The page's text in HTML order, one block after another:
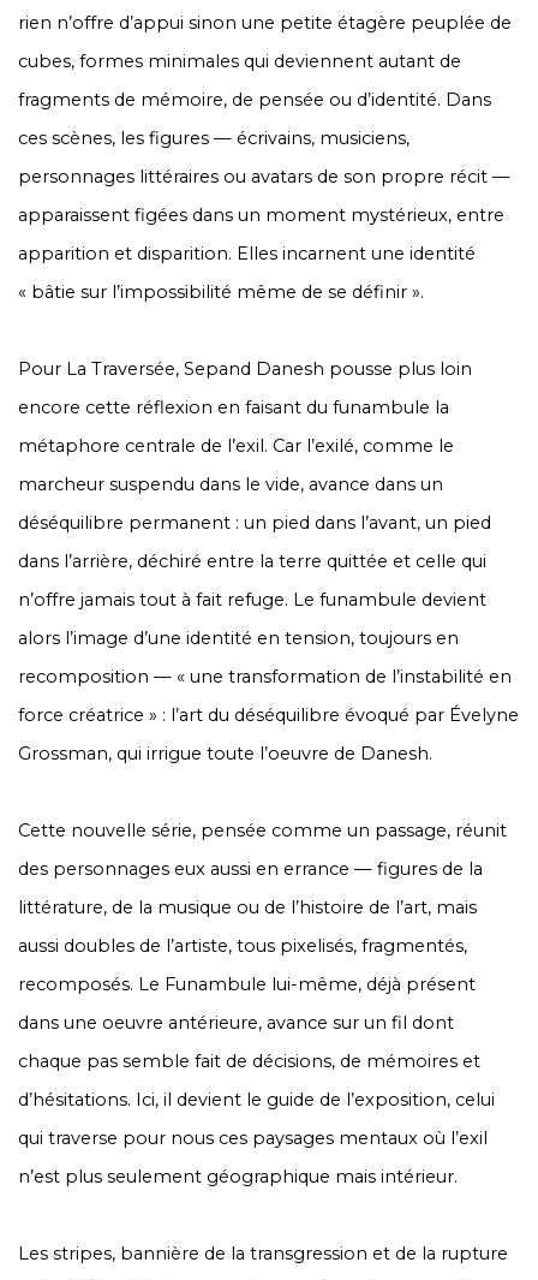
rien n’offre d’appui sinon une petite étagère peuplée de
cubes, formes minimales qui deviennent autant de
fragments de mémoire, de pensée ou d’identité. Dans
ces scènes, les figures — écrivains, musiciens,
personnages littéraires ou avatars de son propre récit —
apparaissent figées dans un moment mystérieux, entre
apparition et disparition. Elles incarnent une identité
« bâtie sur l’impossibilité même de se définir ».
Pour La Traversée, Sepand Danesh pousse plus loin
encore cette réflexion en faisant du funambule la
métaphore centrale de l’exil. Car l’exilé, comme le
marcheur suspendu dans le vide, avance dans un
déséquilibre permanent : un pied dans l’avant, un pied
dans l’arrière, déchiré entre la terre quittée et celle qui
n’offre jamais tout à fait refuge. Le funambule devient
alors l’image d’une identité en tension, toujours en
recomposition — « une transformation de l’instabilité en
force créatrice » : l’art du déséquilibre évoqué par Évelyne
Grossman, qui irrigue toute l’oeuvre de Danesh.
Cette nouvelle série, pensée comme un passage, réunit
des personnages eux aussi en errance — figures de la
littérature, de la musique ou de l’histoire de l’art, mais
aussi doubles de l’artiste, tous pixelisés, fragmentés,
recomposés. Le Funambule lui-même, déjà présent
dans une oeuvre antérieure, avance sur un fil dont
chaque pas semble fait de décisions, de mémoires et
d’hésitations. Ici, il devient le guide de l’exposition, celui
qui traverse pour nous ces paysages mentaux où l’exil
n’est plus seulement géographique mais intérieur.
Les stripes, bannière de la transgression et de la rupture